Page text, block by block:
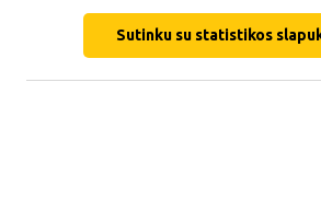
Sutinku su statistikos
Metai